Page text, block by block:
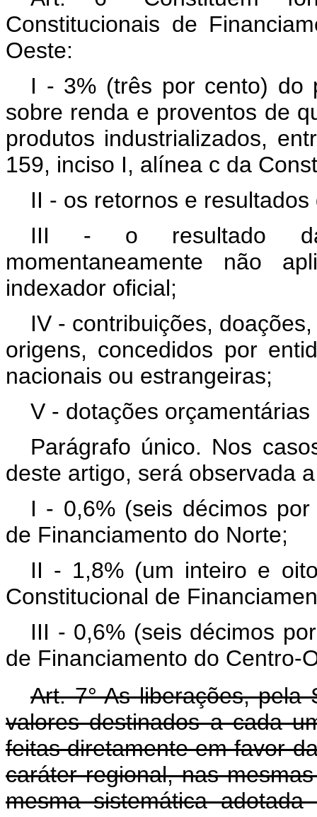
Constitucionais de
Oeste:
I - 3% (três por cento) do
sobre renda e proventos de
produtos industrializados,
159, inciso I, alínea c da
II - os retornos e
III - o resultado da
momentaneamente não
indexador oficial;
IV - contribuições,
origens, concedidos por
nacionais ou estrangeiras;
V - dotações
Parágrafo único. Nos
deste artigo, será observada
I - 0,6% (seis décimos
de Financiamento do Norte;
II - 1,8% (um inteiro e
Constitucional de
III - 0,6% (seis décimos
de Financiamento do Centro-
Art. 7° As liberações, pela
valores destinados a cada
feitas diretamente em favor
caráter regional, nas
mesma sistemática